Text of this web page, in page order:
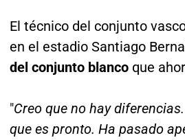
El técnico del conjunto
en el estadio Santiago
del conjunto blancoque
"Creo que no hay
que es pronto. Ha pasado